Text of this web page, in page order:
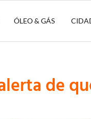
ÓLEO & GÁS
de